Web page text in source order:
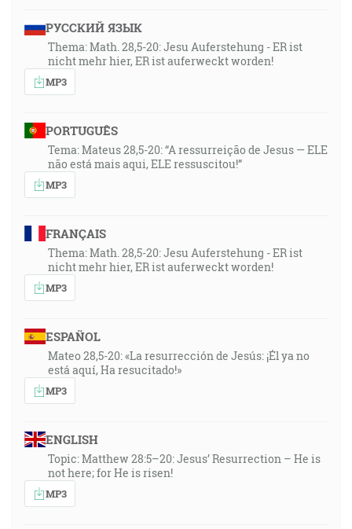
РУССКИЙ ЯЗЫК
Thema: Math. 28,5-20: Jesu Auferstehung - ER ist
nicht mehr hier, ER ist auferweckt worden!
MP3
PORTUGUÊS
Tema: Mateus 28,5-20: “A ressurreição de Jesus — ELE
não está mais aqui, ELE ressuscitou!”
MP3
FRANÇAIS
Thema: Math. 28,5-20: Jesu Auferstehung - ER ist
nicht mehr hier, ER ist auferweckt worden!
MP3
ESPAÑOL
Mateo 28,5-20: «La resurrección de Jesús: ¡Él ya no
está aquí, Ha resucitado!»
MP3
ENGLISH
Topic: Matthew 28:5–20: Jesus’ Resurrection – He is
not here; for He is risen!
MP3